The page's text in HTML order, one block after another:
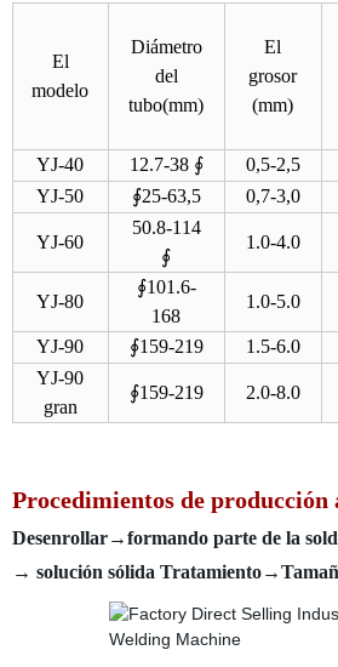
El
modelo
Diámetro
del
tubo(mm)
El
grosor
(mm)
YJ-40 12.7-38 ∮ 0,5-2,5
YJ-50
∮25-63,5 0,7-3,0
YJ-60
50.8-114
∮
1.0-4.0
YJ-80
∮101.6-
168
1.0-5.0
YJ-90 ∮159-219 1.5-6.0
YJ-90
gran
∮159-219 2.0-8.0
Procedimientos de producción
Desenrollar→formando parte de la
→ solución sólida